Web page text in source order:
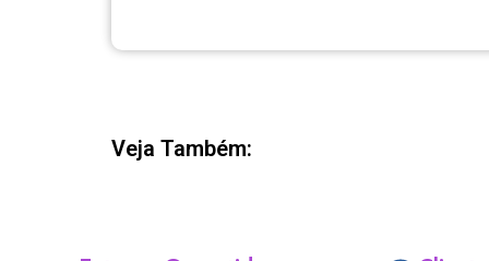
Veja Também: